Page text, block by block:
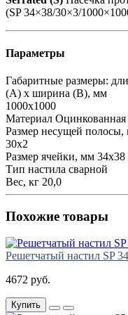
(SP 34×38/30×3/
Параметры
Габаритные размеры:
(А) х ширина (В), мм
1000х1000
Материал Оцинкованная
Размер несущей полосы,
30х2
Размер ячейки, мм 34х38
Тип настила сварной
Вес, кг 20,0
Похожие товары
Решетчатый настил SP
4672 руб.
Купить